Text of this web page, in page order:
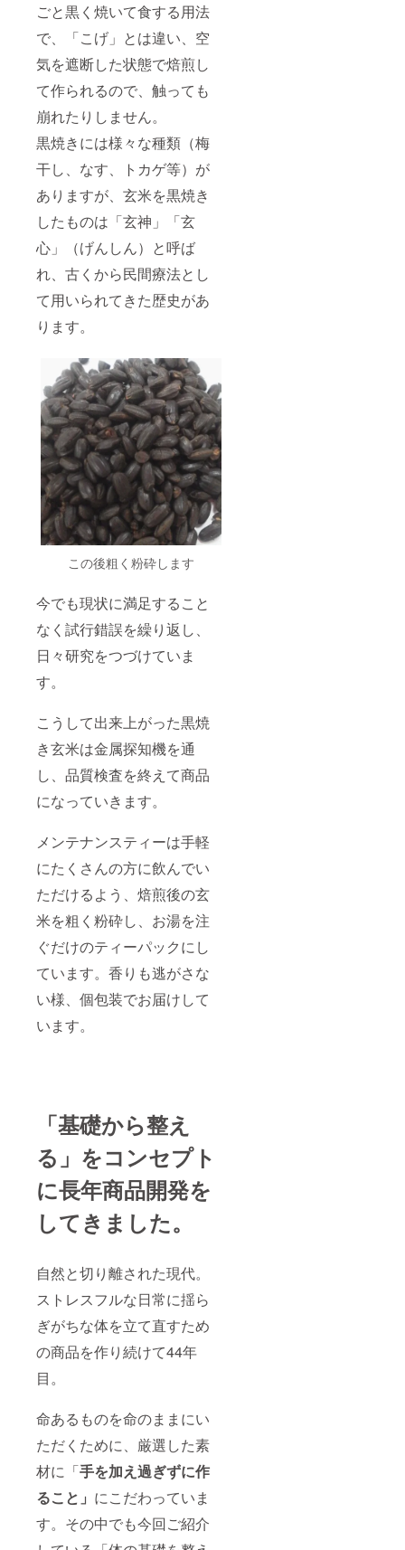
ごと黒く焼いて食する用法
で、「こげ」とは違い、空
気を遮断した状態で焙煎し
て作られるので、触っても
崩れたりしません。
黒焼きには様々な種類（梅
干し、なす、トカゲ等）が
ありますが、玄米を黒焼き
したものは「玄神」「玄
心」（げんしん）と呼ば
れ、古くから民間療法とし
て用いられてきた歴史があ
ります。
この後粗く粉砕します
今でも現状に満足すること
なく試行錯誤を繰り返し、
日々研究をつづけていま
す。
こうして出来上がった黒焼
き玄米は金属探知機を通
し、品質検査を終えて商品
になっていきます。
メンテナンスティーは手軽
にたくさんの方に飲んでい
ただけるよう、焙煎後の玄
米を粗く粉砕し、お湯を注
ぐだけのティーパックにし
ています。香りも逃がさな
い様、個包装でお届けして
います。
「基礎から整え
る」をコンセプト
に長年商品開発を
してきました。
自然と切り離された現代。
ストレスフルな日常に揺ら
ぎがちな体を立て直すため
の商品を作り続けて44年
目。
命あるものを命のままにい
ただくために、厳選した素
材に「手を加え過ぎずに作
ること」 にこだわっていま
す。その中でも今回ご紹介